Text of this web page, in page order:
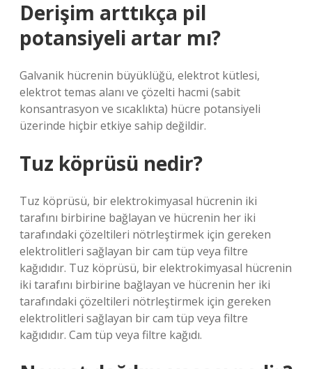
Derişim arttıkça pil
potansiyeli artar mı?
Galvanik hücrenin büyüklüğü, elektrot kütlesi,
elektrot temas alanı ve çözelti hacmi (sabit
konsantrasyon ve sıcaklıkta) hücre potansiyeli
üzerinde hiçbir etkiye sahip değildir.
Tuz köprüsü nedir?
Tuz köprüsü, bir elektrokimyasal hücrenin iki
tarafını birbirine bağlayan ve hücrenin her iki
tarafındaki çözeltileri nötrleştirmek için gereken
elektrolitleri sağlayan bir cam tüp veya filtre
kağıdıdır. Tuz köprüsü, bir elektrokimyasal hücrenin
iki tarafını birbirine bağlayan ve hücrenin her iki
tarafındaki çözeltileri nötrleştirmek için gereken
elektrolitleri sağlayan bir cam tüp veya filtre
kağıdıdır. Cam tüp veya filtre kağıdı.